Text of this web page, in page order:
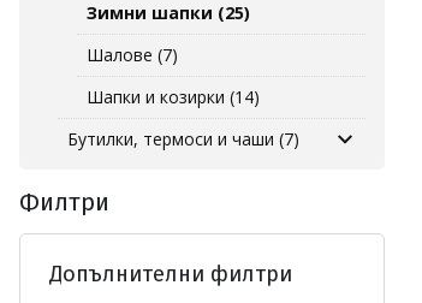
Зимни шапки (25)
Шалове (7)
Шапки и козирки (14)
Бутилки, термоси и чаши (7)
Филтри
Допълнителни филтри